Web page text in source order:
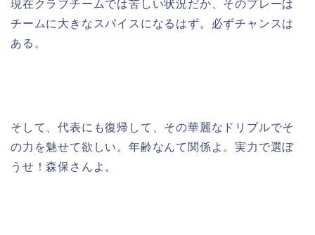
現在クラブチームでは苦しい状況だか、そのプレーは
チームに大きなスパイスになるはず。必ずチャンスは
ある。
そして、代表にも復帰して、その華麗なドリブルでそ
の力を魅せて欲しい。年齢なんて関係よ。実力で選ぼ
うせ！森保さんよ。